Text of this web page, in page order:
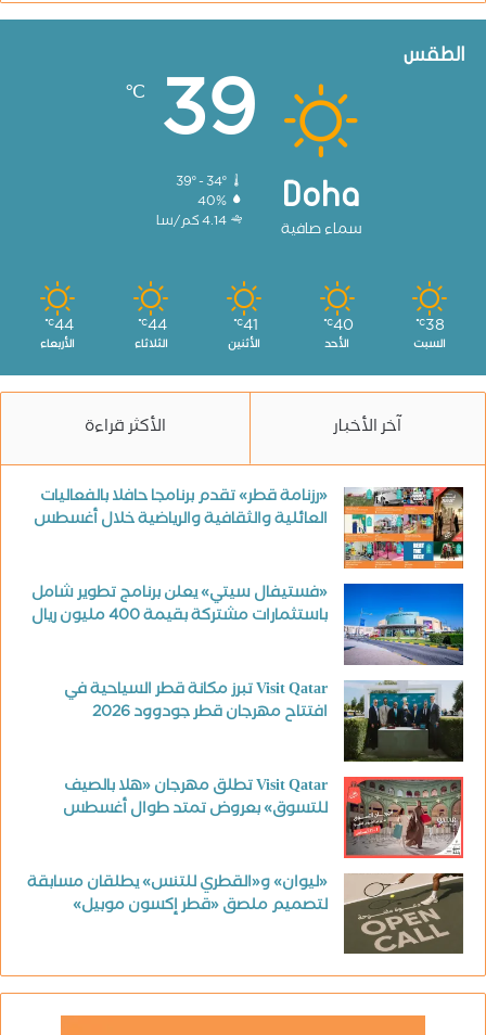
الطقس
Doha
سماء صافية
39
℃
39º - 34º
40%
4.14 كم/سا
38
℃
السبت
40
℃
الأحد
41
℃
الأثنين
44
℃
الثلاثاء
44
℃
الأربعاء
آخر الأخبار الأكثر قراءة
«رزنامة قطر» تقدم برنامجا حافلا بالفعاليات
العائلية والثقافية والرياضية خلال أغسطس
«فستيفال سيتي» يعلن برنامج تطوير شامل
باستثمارات مشتركة بقيمة 400 مليون ريال
Visit Qatar تبرز مكانة قطر السياحية في
افتتاح مهرجان قطر جودوود 2026
Visit Qatar تطلق مهرجان «هلا بالصيف
للتسوق» بعروض تمتد طوال أغسطس
«ليوان» و«القطري للتنس» يطلقان مسابقة
لتصميم ملصق «قطر إكسون موبيل»